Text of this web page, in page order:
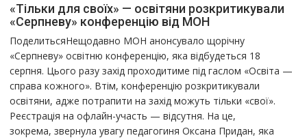
«Тільки для своїх» — освітяни розкритикували
«Серпневу» конференцію від МОН
ПоделитьсяНещодавно МОН анонсувало щорічну
«Серпневу» освітню конференцію, яка відбудеться 18
серпня. Цього разу захід проходитиме під гаслом «Освіта —
справа кожного». Втім, конференцію розкритикували
освітяни, адже потрапити на захід можуть тільки «свої».
Реєстрація на офлайн-участь — відсутня. На це,
зокрема, звернула увагу педагогиня Оксана Придан, яка